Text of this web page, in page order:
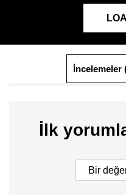
İncelemeler
İlk
Bir